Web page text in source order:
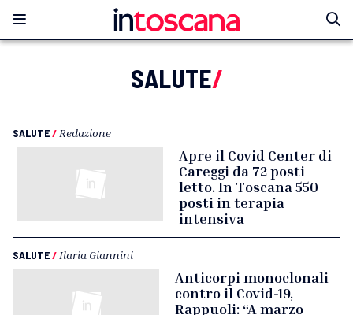
SALUTE/
SALUTE/ Redazione
Apre il Covid Center di
Careggi da 72 posti
letto. In Toscana 550
posti in terapia
intensiva
SALUTE/ Ilaria Giannini
Anticorpi monoclonali
contro il Covid-19,
Rappuoli: “A marzo